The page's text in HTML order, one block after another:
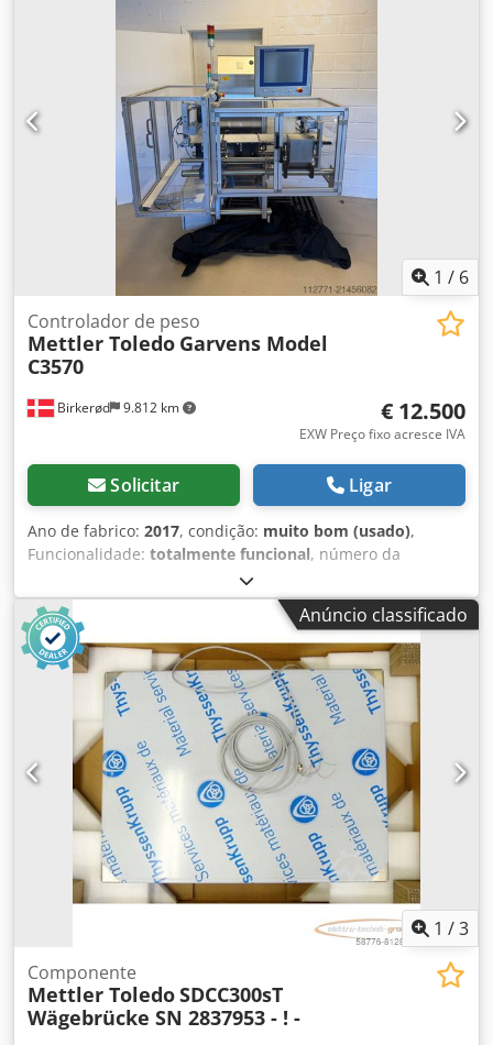
pormenorizada) Artigo 48 Balança automática Ano de
fabrico: 2020 Tipo: C 21 TLW250Corgo Máx. 35.000gramas
Mínimo: 100gramas T= - 35.000gr 230V Largura do cinto:
aprox. 49cm Largura do elemento: aprox. 55cm
Comprimento: 1.07m Terminal / Apresentação: ICS469d-
cargo ICS4x9-1 110-240V - 50/60Hz, 300mA Ainda sem pos:
Balança automática Djdpfoq U Rq Hjx Ab Sswa Ano de
fabrico: 2014 Tipo: ICS469-100 Máx. 40.000gramas Mínimo:
200gramas D= 5gr T= - 40.000gr 230V Ainda sem pos.
(pendurado no teto): Balança automática Ano de fabrico:
20? Tipo: C21 TLW250 Cargo Tipo: LCC300 Máx. 300kg
Mínimo: 200gramas D= 5gr T= - 40.000gr 230V
1 / 6
Birkerød 9.812 km
Controlador de peso
Mettler Toledo Garvens Model
C3570
€ 12.500
EXW Preço fixo acresce IVA
Solicitar Ligar
Ano de fabrico: 2017, condição: muito bom (usado),
Funcionalidade: totalmente funcional, número da
, Mettler Toledo / Garvens
Modelo C3570 Ano 2017 Faixa 0-1500 g Dwsdpfx Aeyr
Hhwsb Sja Temperatura 0 °C / +40 °C 100-240 V~ / 50-60Hz
Data expiração da calibração 12/7-25 Este modelo foi
atualizado em 2020 com um PPU, que gira as caixas em
90°. Ideal para áreas pequenas.
Anúncio classificado
1 /3
Componente
Mettler ToledoSDCC300sT
Wägebrücke SN 2837953 - ! -